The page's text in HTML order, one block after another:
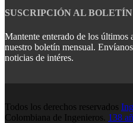
SUSCRIPCIÓN AL BOLETÍN
Mantente enterado de los últimos
nuestro boletín mensual.
noticias de intéres.
Todos los derechos reservados
Colombiana de Ingenieros. 138